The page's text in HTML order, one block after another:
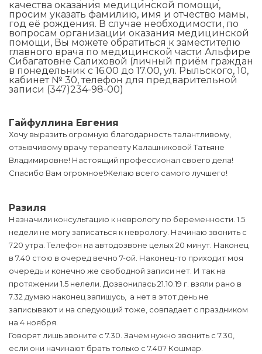
качества оказания медицинской помощи,
просим указать фамилию, имя и отчество мамы,
год её рождения. В случае необходимости, по
вопросам организации оказания медицинской
помощи, Вы можете обратиться к заместителю
главного врача по медицинской части Альфире
Сибагатовне Салиховой (личный приём граждан
в понедельник с 16.00 до 17.00, ул. Рыльского, 10,
кабинет № 30, телефон для предварительной
записи (347)234-98-00)
Гайфуллина Евгения
Хочу выразить огромную благодарность талантливому,
отзывчивому врачу терапевту Калашниковой Татьяне
Владимировне! Настоящий профессионал своего дела!
Спасибо Вам огромное!Желаю всего самого лучшего!
Разиля
Назначили консультацию к неврологу по беременности. 1.5
недели не могу записаться к неврологу. Начинаю звонить с
7.20 утра. Телефон на автодозвоне целых 20 минут. Наконец
в 7.40 стою в очеред вечно 7-ой. Наконец-то приходит моя
очередь и конечно же свободной записи нет. И так на
протяжении 1.5 нелели. Дозвонилась 21.10.19 г. взяли рано в
7.32 думаю наконец запишусь, а нет в этот день не
записывают и на следующий тоже, совпадает с праздником
на 4 ноября.
Говорят лишь звоните с 7.30. Зачем нужно звонить с 7.30,
если они начинают брать только с 7.40? Кошмар.